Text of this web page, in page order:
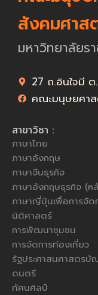
สังคมศาส
มหาวิทยาลัย
27 ถ.อินใจมี
คณะมนุษยศา
สาขาวิชา :
ภาษาไทย
ภาษาอังกฤษ
ภาษาจีนธุรกิจ
ภาษาอังกฤษธุรกิจ (ห
ภาษาญี่ปุ่นเพื่อการจัด
นิติศาสตร์
การพัฒนาชุมชน
การจัดการท่องเที่ยว
รัฐประศาสนศาสตร
ดนตรี
ทัศนศิลป์